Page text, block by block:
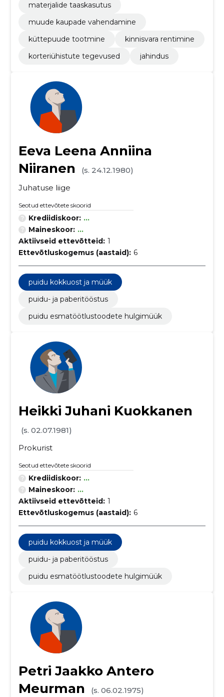
materjalide taaskasutus
muude kaupade vahendamine
küttepuude tootmine
kinnisvara rentimine
korteriühistute tegevused
jahindus
Eeva Leena Anniina
Niiranen
(s. 24.12.1980)
Juhatuse liige
Seotud ettevõtete skoorid
Krediidiskoor: ...
Maineskoor: ...
Aktiivseid ettevõtteid: 1
Ettevõtluskogemus (aastaid): 6
puidu kokkuost ja müük
puidu- ja paberitööstus
puidu esmatöötlustoodete hulgimüük
Heikki Juhani Kuokkanen
(s. 02.07.1981)
Prokurist
Seotud ettevõtete skoorid
Krediidiskoor: ...
Maineskoor: ...
Aktiivseid ettevõtteid: 1
Ettevõtluskogemus (aastaid): 6
puidu kokkuost ja müük
puidu- ja paberitööstus
puidu esmatöötlustoodete hulgimüük
Petri Jaakko Antero
Meurman
(s. 06.02.1975)